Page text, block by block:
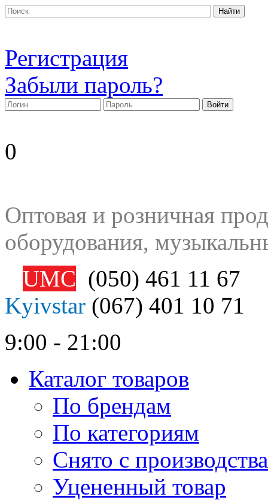
Регистрация
Забыли пароль?
0
Оптовая и розничная
оборудования,
UMC (050) 461 11 67
Kyivstar (067) 401 10 71
9:00 - 21:00
Каталог товаров
По брендам
По категориям
Снято с производства
Уцененный товар